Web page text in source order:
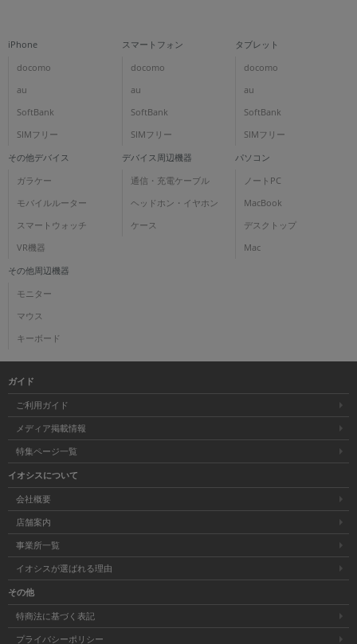
iPhone
docomo
au
SoftBank
SIMフリー
スマートフォン
docomo
au
SoftBank
SIMフリー
タブレット
docomo
au
SoftBank
SIMフリー
その他デバイス
ガラケー
モバイルルーター
スマートウォッチ
VR機器
デバイス周辺機器
通信・充電ケーブル
ヘッドホン・イヤホン
ケース
パソコン
ノートPC
MacBook
デスクトップ
Mac
その他周辺機器
モニター
マウス
キーボード
ガイド
ご利用ガイド
メディア掲載情報
特集ページ一覧
イオシスについて
会社概要
店舗案内
事業所一覧
イオシスが選ばれる理由
その他
特商法に基づく表記
プライバシーポリシー